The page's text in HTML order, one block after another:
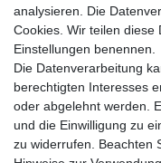
Kontakt
Anmelden
Registrieren
Newsletter
Versand & Lieferung
Zahlungsarten
viasalutis
analysieren. Die
Cookies. Wir teilen diese
Einstellungen benennen.
Die Datenverarbeitung
berechtigten Interesses
oder abgelehnt werden.
und die Einwilligung zu
zu widerrufen. Beachten